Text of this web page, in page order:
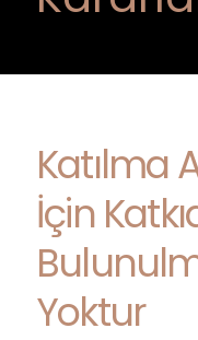
Katılma
İçin
Yoktur